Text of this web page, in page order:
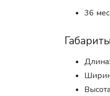
36 мес.
Габариты